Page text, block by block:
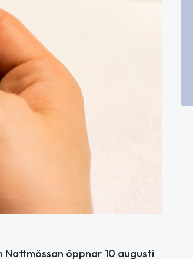
öppnar 10 augusti